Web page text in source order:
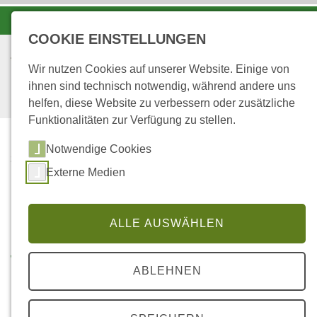
STARTSEITE
...
ONLINEANGEBOTE -
INTERAKTIV
Walderleben interaktiv
COOKIE EINSTELLUNGEN
Wir nutzen Cookies auf unserer Website. Einige von
ihnen sind technisch notwendig, während andere uns
helfen, diese Website zu verbessern oder zusätzliche
Funktionalitäten zur Verfügung zu stellen.
Notwendige Cookies
Externe Medien
ALLE AUSWÄHLEN
ABLEHNEN